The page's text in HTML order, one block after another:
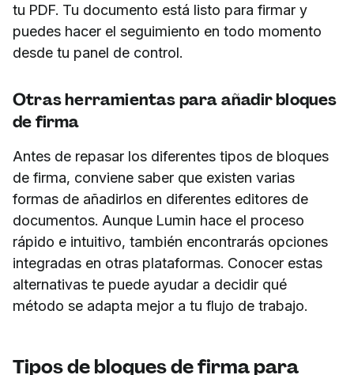
tu PDF. Tu documento está listo para firmar y
puedes hacer el seguimiento en todo momento
desde tu panel de control.
Otras herramientas para añadir bloques
de firma
Antes de repasar los diferentes tipos de bloques
de firma, conviene saber que existen varias
formas de añadirlos en diferentes editores de
documentos. Aunque Lumin hace el proceso
rápido e intuitivo, también encontrarás opciones
integradas en otras plataformas. Conocer estas
alternativas te puede ayudar a decidir qué
método se adapta mejor a tu flujo de trabajo.
Tipos de bloques de firma para